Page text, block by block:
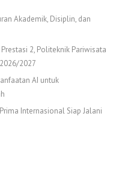
Akademik, Disiplin, dan
2, Politeknik Pariwisata
2027
AI untuk
Internasional Siap Jalani